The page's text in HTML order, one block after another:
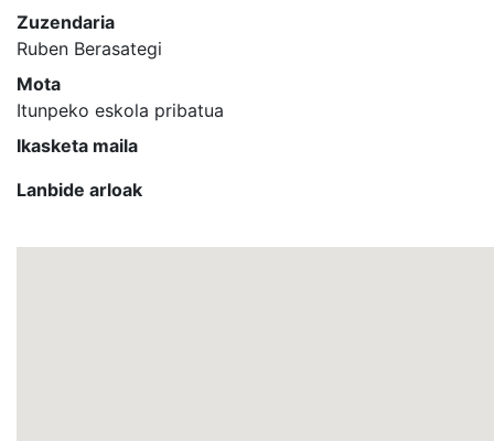
Zuzendaria
Ruben Berasategi
Mota
Itunpeko eskola pribatua
Ikasketa maila
Lanbide arloak